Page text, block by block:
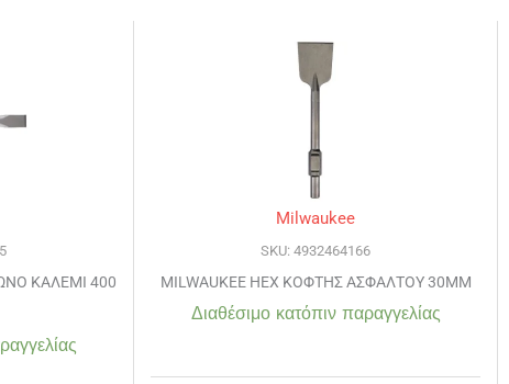
ΚΑΛΕΜΙ 400
Milwaukee
SKU: 4932464166
MILWAUKEE HEX ΚΟΦΤΗΣ ΑΣΦΑΛΤΟΥ 30MM
Διαθέσιμο κατόπιν παραγγελίας